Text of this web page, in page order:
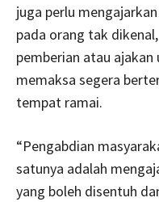
juga perlu
pada orang tak
pemberian atau ajakan
memaksa segera
tempat ramai.
“Pengabdian
satunya adalah
yang boleh disentuh